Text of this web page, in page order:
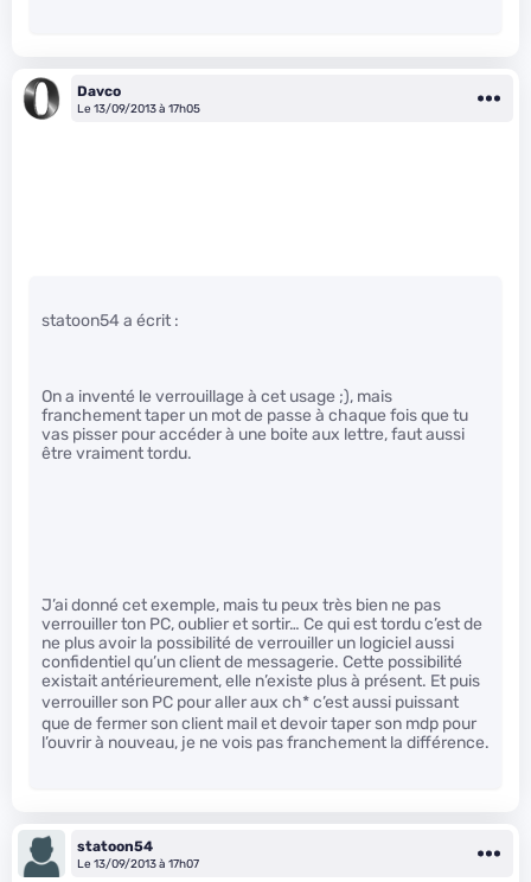
Davco
Le 13/09/2013 à 17h05
statoon54 a écrit :
On a inventé le verrouillage à cet usage ;), mais
franchement taper un mot de passe à chaque fois que tu
vas pisser pour accéder à une boite aux lettre, faut aussi
être vraiment tordu.
J’ai donné cet exemple, mais tu peux très bien ne pas
verrouiller ton PC, oublier et sortir… Ce qui est tordu c’est de
ne plus avoir la possibilité de verrouiller un logiciel aussi
confidentiel qu’un client de messagerie. Cette possibilité
existait antérieurement, elle n’existe plus à présent. Et puis
verrouiller son PC pour aller aux ch* c’est aussi puissant
que de fermer son client mail et devoir taper son mdp pour
l’ouvrir à nouveau, je ne vois pas franchement la différence.
statoon54
Le 13/09/2013 à 17h07